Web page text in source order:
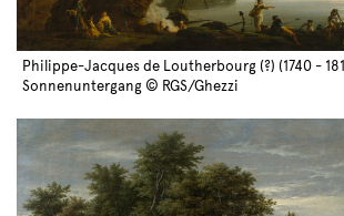
Philippe-Jacques de Loutherbourg (?) (1740 -
Sonnenuntergang © RGS/Ghezzi